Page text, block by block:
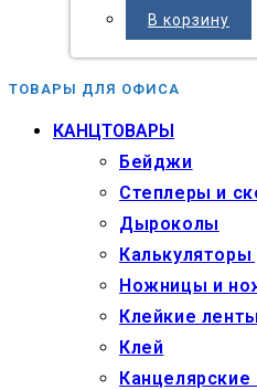
В корзину
ТОВАРЫ ДЛЯ ОФИСА
КАНЦТОВАРЫ
Бейджи
Степлеры и
Дыроколы
Ножницы и
Клейкие ленты
Клей
Канцелярские